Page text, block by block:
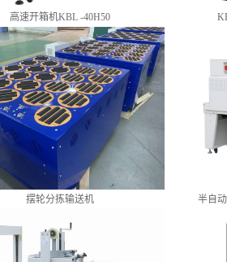
高速开箱机KBL -40H50
摆轮分拣输送机 半自